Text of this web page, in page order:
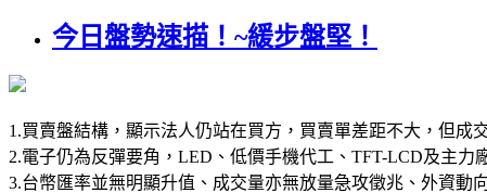
今日盤勢速描！~緩步盤堅！
1.買賣盤結構，顯示法人仍站在買方，買賣單差距不大，但成
2.電子仍為反彈要角，LED、低價手機代工、TFT-LCD及主力
3.台幣匯率並無明顯升值、成交量亦無放量急攻徵兆、外資動